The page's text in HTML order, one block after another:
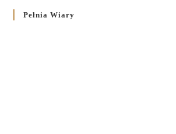
Pełnia Wiary